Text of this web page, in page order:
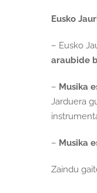
Eusko
– Eusko
araubide
– Musika
Jarduera
– Musika
Zaindu